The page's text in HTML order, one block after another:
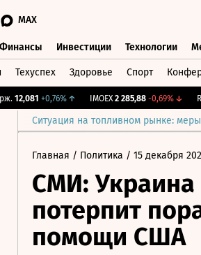
MAX
Финансы Инвестиции Технологии
Техуспех Здоровье Спорт
12,081 +0,76% ↑ IMOEX 2 285,88 -0,69% ↓
Ситуация на топливном рынке:
Главная / Политика / 15 декабря
СМИ: Украина
потерпит
помощи США